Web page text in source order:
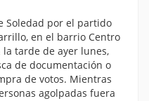
Soledad por el partido
en el barrio Centro
tarde de ayer lunes,
de documentación o
de votos. Mientras
agolpadas fuera